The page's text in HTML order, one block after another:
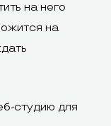
на него
на
студию для